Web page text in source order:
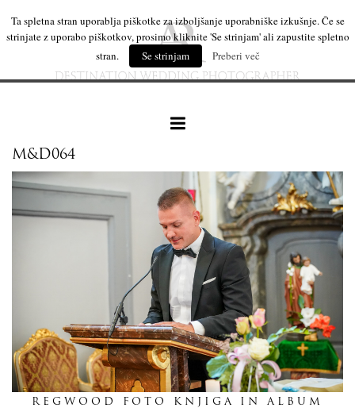
naše delo
leseni izdelki
mi
dnevnik
M&D064
REGWOOD FOTO KNJIGA IN ALBUM
Ta spletna stran uporablja piškotke za izboljšanje uporabniške izkušnje. Če se
strinjate z uporabo piškotkov, prosimo kliknite 'Se strinjam' ali zapustite spletno
stran.
Se strinjam Preberi več